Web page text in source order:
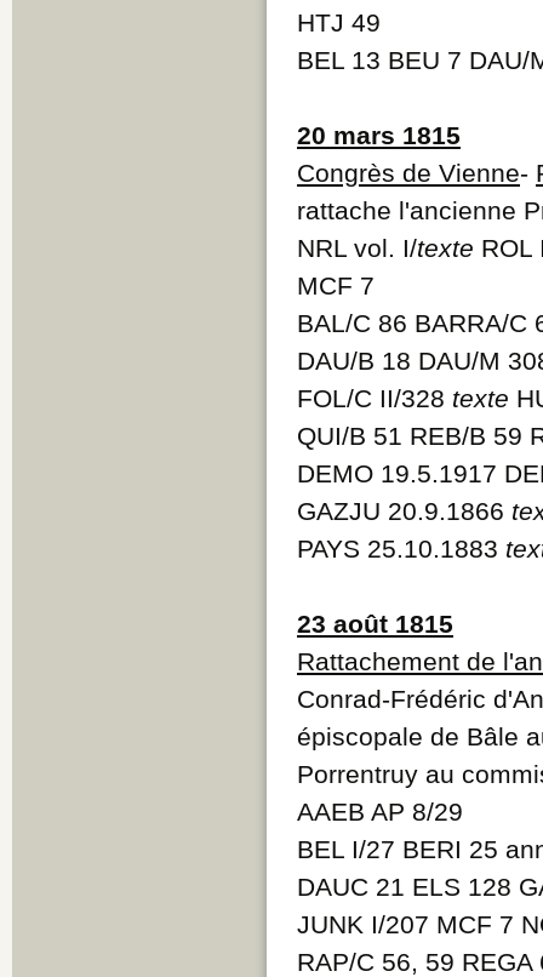
HTJ 49
BEL 13 BEU 7
20 mars 1815
Congrès de Vienne-
rattache l'ancienne
NRL vol. I/texte
MCF 7
BAL/C 86 BARRA/C
DAU/B 18 DAU/M
FOL/C II/328 texte
QUI/B 51 REB/B 59
DEMO 19.5.1917
GAZJU 20.9.1866
PAYS 25.10.1883
23 août 1815
Rattachement de
Conrad-Frédéric
épiscopale de Bâle
Porrentruy au
AAEB AP 8/29
BEL I/27 BERI 25
DAUC 21 ELS 128
JUNK I/207 MCF 7
RAP/C 56, 59